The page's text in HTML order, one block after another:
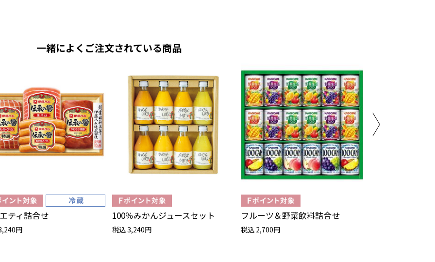
一緒によくご注文されている商品
ティ詰合せ
円
100％みかんジュースセット
税込 3,240円
フルーツ＆野菜飲料詰合せ
税込 2,700円